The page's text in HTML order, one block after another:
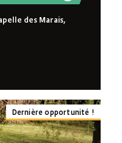
des Marais,
Dernière opportunité !